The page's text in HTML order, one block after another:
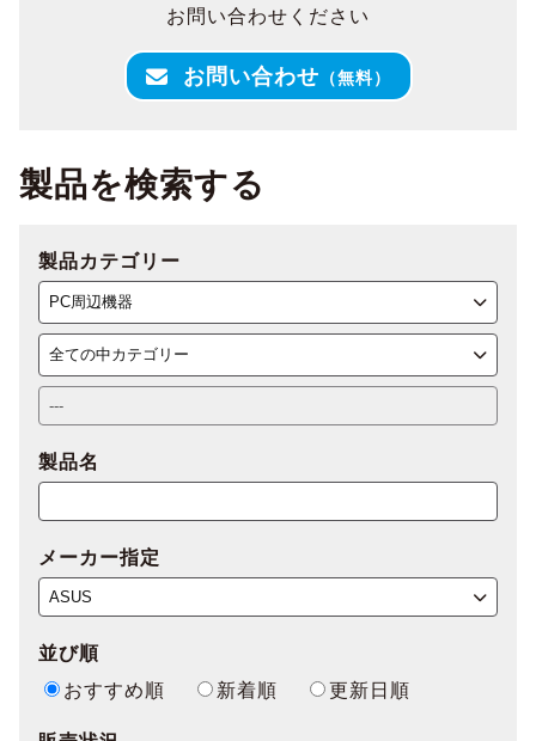
お問い合わせください
お問い合わせ （無料）
製品を検索する
製品カテゴリー
製品名
メーカー指定
並び順
おすすめ順
新着順
更新日順